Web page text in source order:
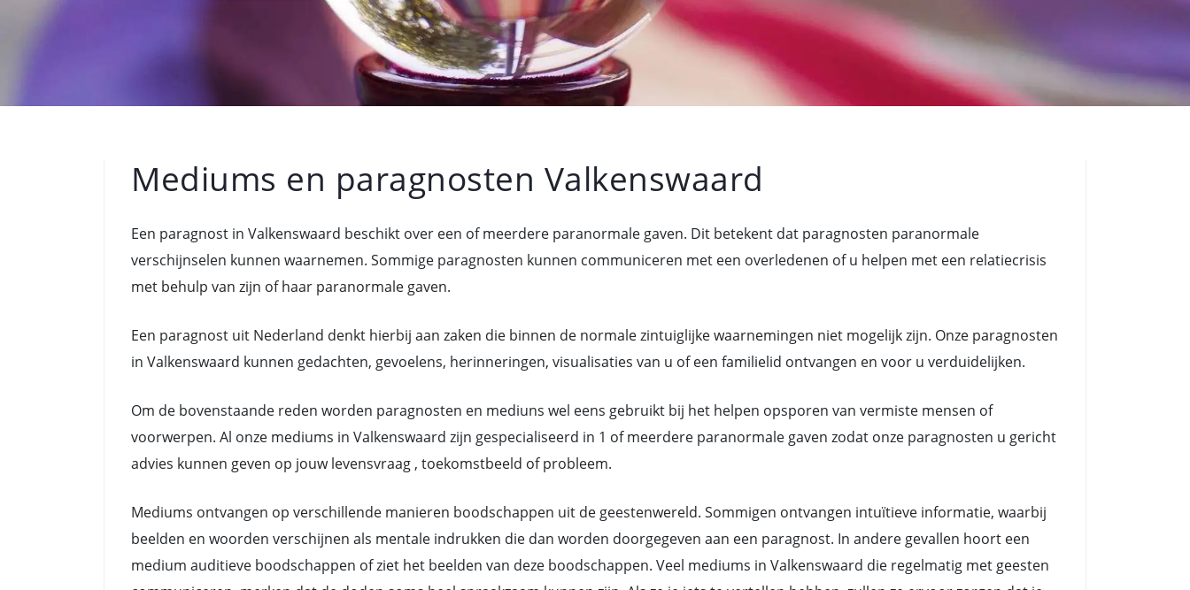
Mediums en paragnosten Valkenswaard
Een paragnost in Valkenswaard beschikt over een of meerdere paranormale gaven. Dit betekent dat paragnosten paranormale
verschijnselen kunnen waarnemen. Sommige paragnosten kunnen communiceren met een overledenen of u helpen met een relatiecrisis
met behulp van zijn of haar paranormale gaven.
Een paragnost uit Nederland denkt hierbij aan zaken die binnen de normale zintuiglijke waarnemingen niet mogelijk zijn. Onze paragnosten
in Valkenswaard kunnen gedachten, gevoelens, herinneringen, visualisaties van u of een familielid ontvangen en voor u verduidelijken.
Om de bovenstaande reden worden paragnosten en mediuns wel eens gebruikt bij het helpen opsporen van vermiste mensen of
voorwerpen. Al onze mediums in Valkenswaard zijn gespecialiseerd in 1 of meerdere paranormale gaven zodat onze paragnosten u gericht
advies kunnen geven op jouw levensvraag , toekomstbeeld of probleem.
Mediums ontvangen op verschillende manieren boodschappen uit de geestenwereld. Sommigen ontvangen intuïtieve informatie, waarbij
beelden en woorden verschijnen als mentale indrukken die dan worden doorgegeven aan een paragnost. In andere gevallen hoort een
medium auditieve boodschappen of ziet het beelden van deze boodschappen. Veel mediums in Valkenswaard die regelmatig met geesten